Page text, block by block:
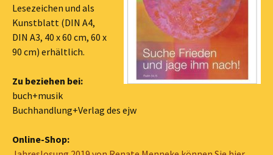
Lesezeichen und als
Kunstblatt (DIN A4,
DIN A3, 40 x 60 cm, 60 x
90 cm) erhältlich.
Zu beziehen bei:
buch+musik
Buchhandlung+Verlag des ejw
Online-Shop: